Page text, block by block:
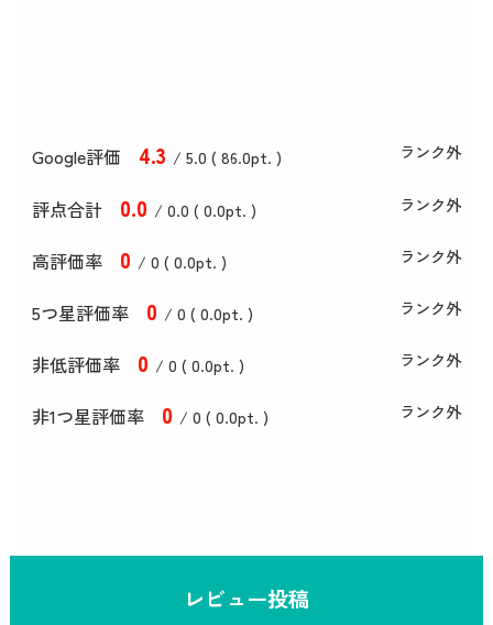
Google評価 4.3 / 5.0 ( 86.0pt. ) ランク外
評点合計 0.0 / 0.0 ( 0.0pt. ) ランク外
高評価率 0 / 0 ( 0.0pt. ) ランク外
5つ星評価率 0 / 0 ( 0.0pt. ) ランク外
非低評価率 0 / 0 ( 0.0pt. ) ランク外
非1つ星評価率 0 / 0 ( 0.0pt. ) ランク外
レビュー投稿